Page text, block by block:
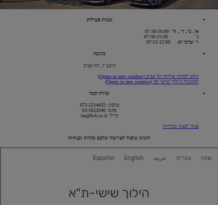
שעות פעילות
א', ב', ד' , ה'
ג'
ו' וערבי חג
כתובת
מיטב 7, תל אביב
ניווט למרכז שירות תל אביב (Opens in new window)
לסוכנות הילוך שישי יפו (Opens in new window)
יצירת קשר
טלפון: 072-2214455
פקס: 03-5622040
מייל: tm@h-6.co.il
פניה לנציגי מכירות
הזמינו טיפול לטויוטה שלכם בקלות ובנוחות